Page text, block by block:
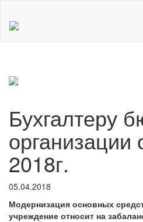
Бухгалтеру
организации
2018г.
05.04.2018
Модернизация основных
учреждение относит на